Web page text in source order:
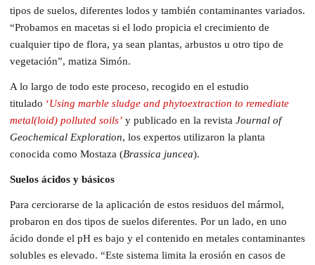
tipos de suelos, diferentes lodos y también contaminantes variados.
“Probamos en macetas si el lodo propicia el crecimiento de
cualquier tipo de flora, ya sean plantas, arbustos u otro tipo de
vegetación”, matiza Simón.
A lo largo de todo este proceso, recogido en el estudio
titulado ‘Using marble sludge and phytoextraction to remediate
metal(loid) polluted soils’ y publicado en la revista Journal of
Geochemical Exploration, los expertos utilizaron la planta
conocida como Mostaza (Brassica juncea).
Suelos ácidos y básicos
Para cerciorarse de la aplicación de estos residuos del mármol,
probaron en dos tipos de suelos diferentes. Por un lado, en uno
ácido donde el pH es bajo y el contenido en metales contaminantes
solubles es elevado. “Este sistema limita la erosión en casos de